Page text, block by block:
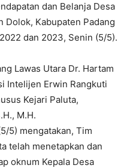
dan Belanja Desa
Dolok, Kabupaten Padang
dan 2023, Senin (5/5).
Lawas Utara Dr. Hartam
Intelijen Erwin Rangkuti
Kejari Paluta,
M.H.
5) mengatakan, Tim
telah menetapkan dan
oknum Kepala Desa